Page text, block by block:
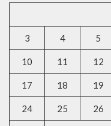
3 4 5
10 11 12
17 18 19
24 25 26